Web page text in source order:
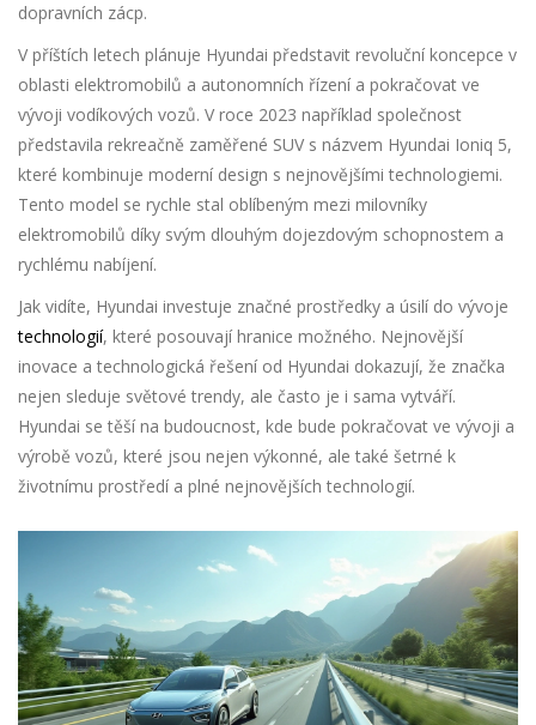
dopravních zácp.
V příštích letech plánuje Hyundai představit revoluční koncepce v
oblasti elektromobilů a autonomních řízení a pokračovat ve
vývoji vodíkových vozů. V roce 2023 například společnost
představila rekreačně zaměřené SUV s názvem Hyundai Ioniq 5,
které kombinuje moderní design s nejnovějšími technologiemi.
Tento model se rychle stal oblíbeným mezi milovníky
elektromobilů díky svým dlouhým dojezdovým schopnostem a
rychlému nabíjení.
Jak vidíte, Hyundai investuje značné prostředky a úsilí do vývoje
technologií, které posouvají hranice možného. Nejnovější
inovace a technologická řešení od Hyundai dokazují, že značka
nejen sleduje světové trendy, ale často je i sama vytváří.
Hyundai se těší na budoucnost, kde bude pokračovat ve vývoji a
výrobě vozů, které jsou nejen výkonné, ale také šetrné k
životnímu prostředí a plné nejnovějších technologií.